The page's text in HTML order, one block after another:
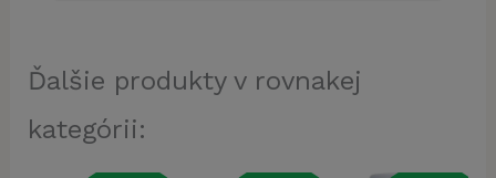
Ďalšie produkty v rovnakej
kategórii: